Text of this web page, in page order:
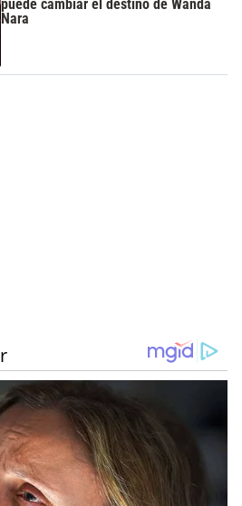
puede cambiar el destino de Wanda
Nara